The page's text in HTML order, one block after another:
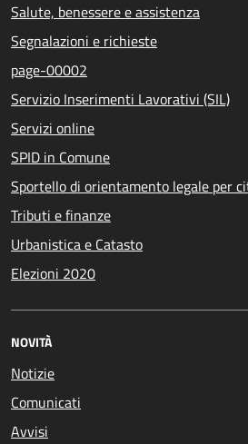
Salute, benessere e assistenza
Segnalazioni e richieste
page-00002
Servizio Inserimenti Lavorativi (SIL)
Servizi online
SPID in Comune
Sportello di orientamento legale per
Tributi e finanze
Urbanistica e Catasto
Elezioni 2020
NOVITÀ
Notizie
Comunicati
Avvisi